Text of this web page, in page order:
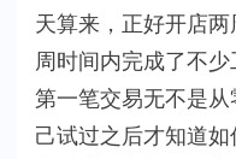
天算来，正好开店
周时间内完成了不
第一笔交易无不是
己试过之后才知道